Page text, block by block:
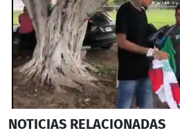
seconds
NOTICIAS RELACIONADAS